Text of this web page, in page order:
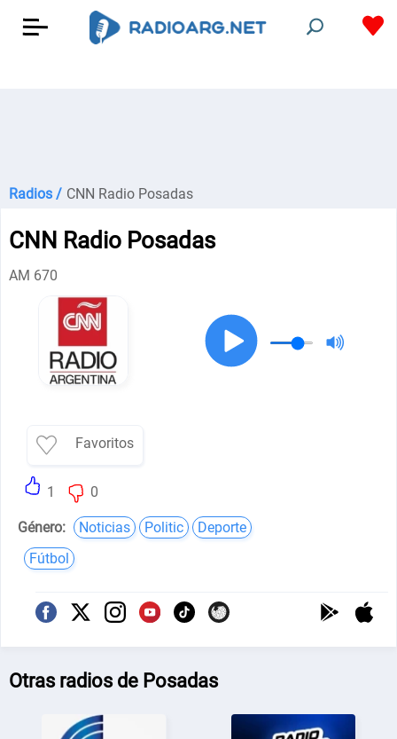
Radios / CNN Radio Posadas
CNN Radio Posadas
AM 670
Favoritos
1 0
Género: Noticias Politic
Deporte
Fútbol
Otras radios de Posadas